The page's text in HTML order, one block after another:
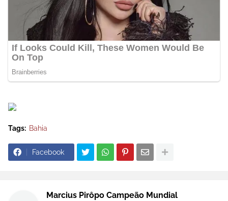
Tags: Bahia
Facebook
Marcius Pirôpo Campeão Mundial